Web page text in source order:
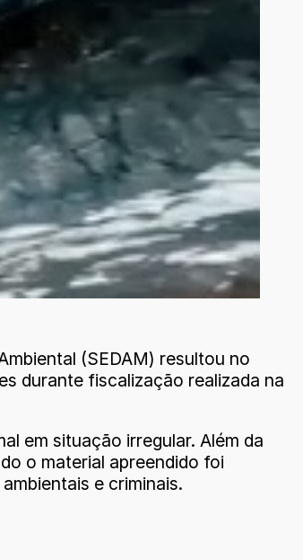
(SEDAM) resultou no
durante fiscalização realizada na
em situação irregular. Além da
o material apreendido foi
e criminais.